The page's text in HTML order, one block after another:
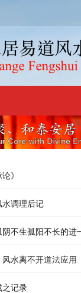
》
水调理后记
不生孤阳不长的进
水离不开道法应用
之记录